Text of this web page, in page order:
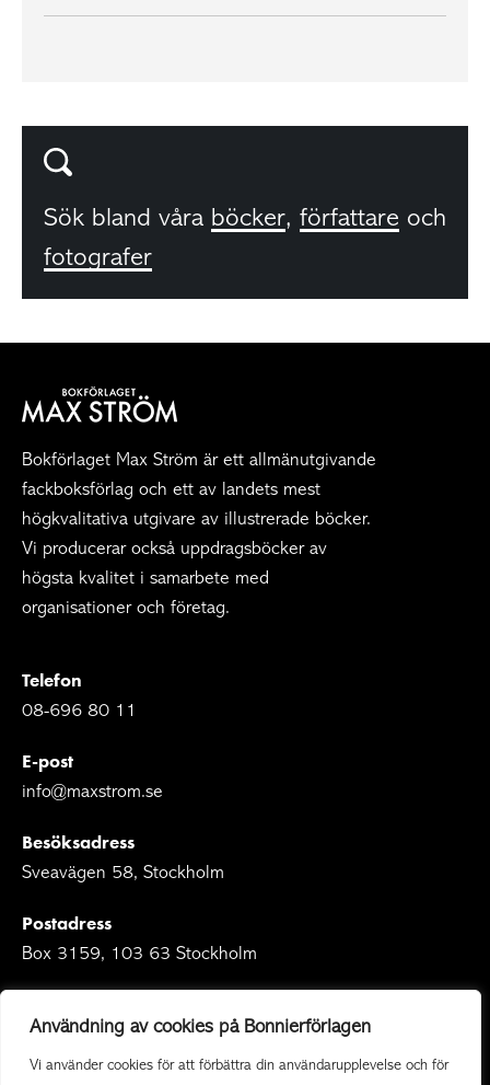
Användning av cookies på Bonnierförlagen
Vi använder cookies för att förbättra din användarupplevelse och för
Sök bland våra böcker, författare och
fotografer
Bokförlaget Max Ström är ett allmänutgivande
fackboksförlag och ett av landets mest
högkvalitativa utgivare av illustrerade böcker.
Vi producerar också uppdragsböcker av
högsta kvalitet i samarbete med
organisationer och företag.
Telefon
08-696 80 11
E-post
info@maxstrom.se
Besöksadress
Sveavägen 58, Stockholm
Postadress
Box 3159, 103 63 Stockholm
Om Bonnierförlagen